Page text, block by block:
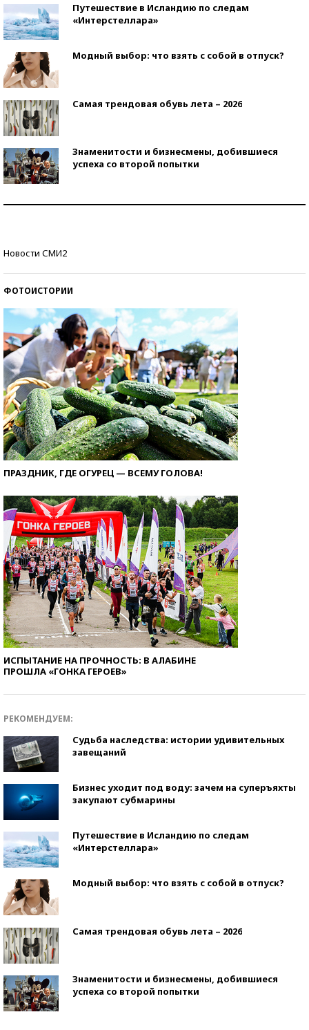
Путешествие в Исландию по следам
«Интерстеллара»
Модный выбор: что взять с собой в отпуск?
Самая трендовая обувь лета – 2026
Знаменитости и бизнесмены, добившиеся
успеха со второй попытки
Новости СМИ2
ФОТОИСТОРИИ
ПРАЗДНИК, ГДЕ ОГУРЕЦ — ВСЕМУ ГОЛОВА!
ИСПЫТАНИЕ НА ПРОЧНОСТЬ: В АЛАБИНЕ
ПРОШЛА «ГОНКА ГЕРОЕВ»
РЕКОМЕНДУЕМ:
Судьба наследства: истории удивительных
завещаний
Бизнес уходит под воду: зачем на суперъяхты
закупают субмарины
Путешествие в Исландию по следам
«Интерстеллара»
Модный выбор: что взять с собой в отпуск?
Самая трендовая обувь лета – 2026
Знаменитости и бизнесмены, добившиеся
успеха со второй попытки